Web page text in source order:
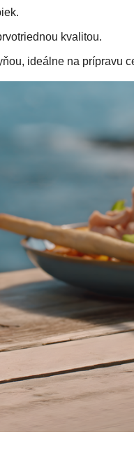
kvalitou.
ideálne na prípravu